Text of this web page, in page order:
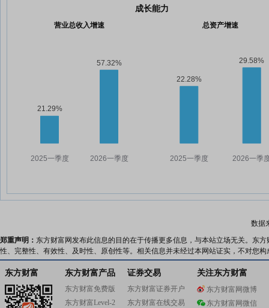
成长能力
营业总收入增速 总资产增速
数据
郑重声明： 东方财富网发布此信息的目的在于传播更多信息，与本站立场无关。东
性、完整性、有效性、及时性、原创性等。相关信息并未经过本网站证实，不对您
东方财富 东方财富产品
东方财富免费版
东方财富Level-2
证券交易
东方财富证券开户
东方财富在线交易
关注东方财富
东方财富网微博
东方财富网微信